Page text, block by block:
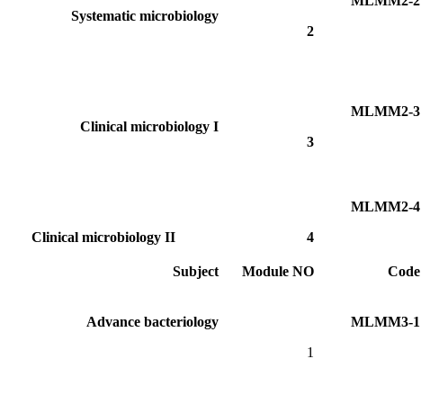
2
Systematic microbiology
MLMM2-3
3
Clinical microbiology I
MLMM2-4
4
Code
Module NO
Subject
MLMM3-1
1
Advance bacteriology